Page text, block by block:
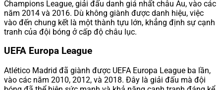
Champions League, giải đấu danh giá nhất châu Âu, vào các
năm 2014 và 2016. Dù không giành được danh hiệu, việc
vào đến chung kết là một thành tựu lớn, khẳng định sự cạnh
tranh của đội bóng ở cấp độ châu lục.
UEFA Europa League
Atlético Madrid đã giành được UEFA Europa League ba lần,
vào các năm 2010, 2012, và 2018. Đây là giải đấu mà đội